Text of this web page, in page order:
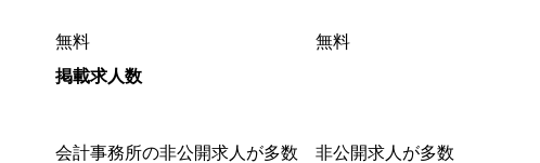
無料 無料
掲載求人数
会計事務所の非公開求人が多数 非公開求人が多数